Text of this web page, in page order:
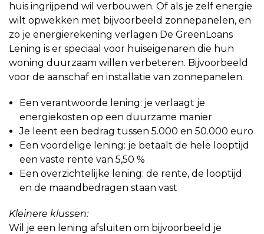
huis ingrijpend wil verbouwen. Of als je zelf energie
wilt opwekken met bijvoorbeeld zonnepanelen, en
zo je energierekening verlagen De GreenLoans
Lening is er speciaal voor huiseigenaren die hun
woning duurzaam willen verbeteren. Bijvoorbeeld
voor de aanschaf en installatie van zonnepanelen.
Een verantwoorde lening: je verlaagt je
energiekosten op een duurzame manier
Je leent een bedrag tussen 5.000 en 50.000 euro
Een voordelige lening: je betaalt de hele looptijd
een vaste rente van 5,50 %
Een overzichtelijke lening: de rente, de looptijd
en de maandbedragen staan vast
Kleinere klussen:
Wil je een lening afsluiten om bijvoorbeeld je